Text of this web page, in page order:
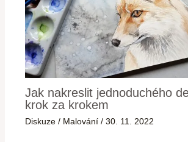
Jak nakreslit jednoduchého
krok za krokem
Diskuze / Malování /30. 11. 2022